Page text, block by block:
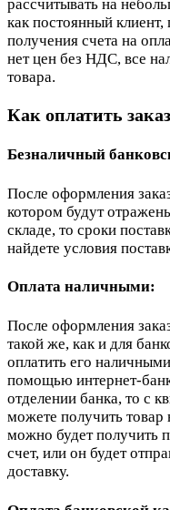
рассчитывать на
как постоянный клиент,
получения счета на
нет цен без НДС, все
товара.
Как оплатить
Безналичный
После оформления
котором будут
складе, то сроки
найдете условия
Оплата наличными:
После оформления
такой же, как и для
оплатить его
помощью интернет-
отделении банка, то с
можете получить товар
можно будет получить
счет, или он будет
доставку.